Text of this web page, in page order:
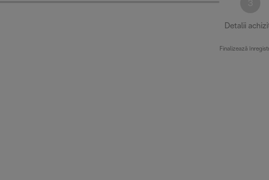
Detalii
Finalizează